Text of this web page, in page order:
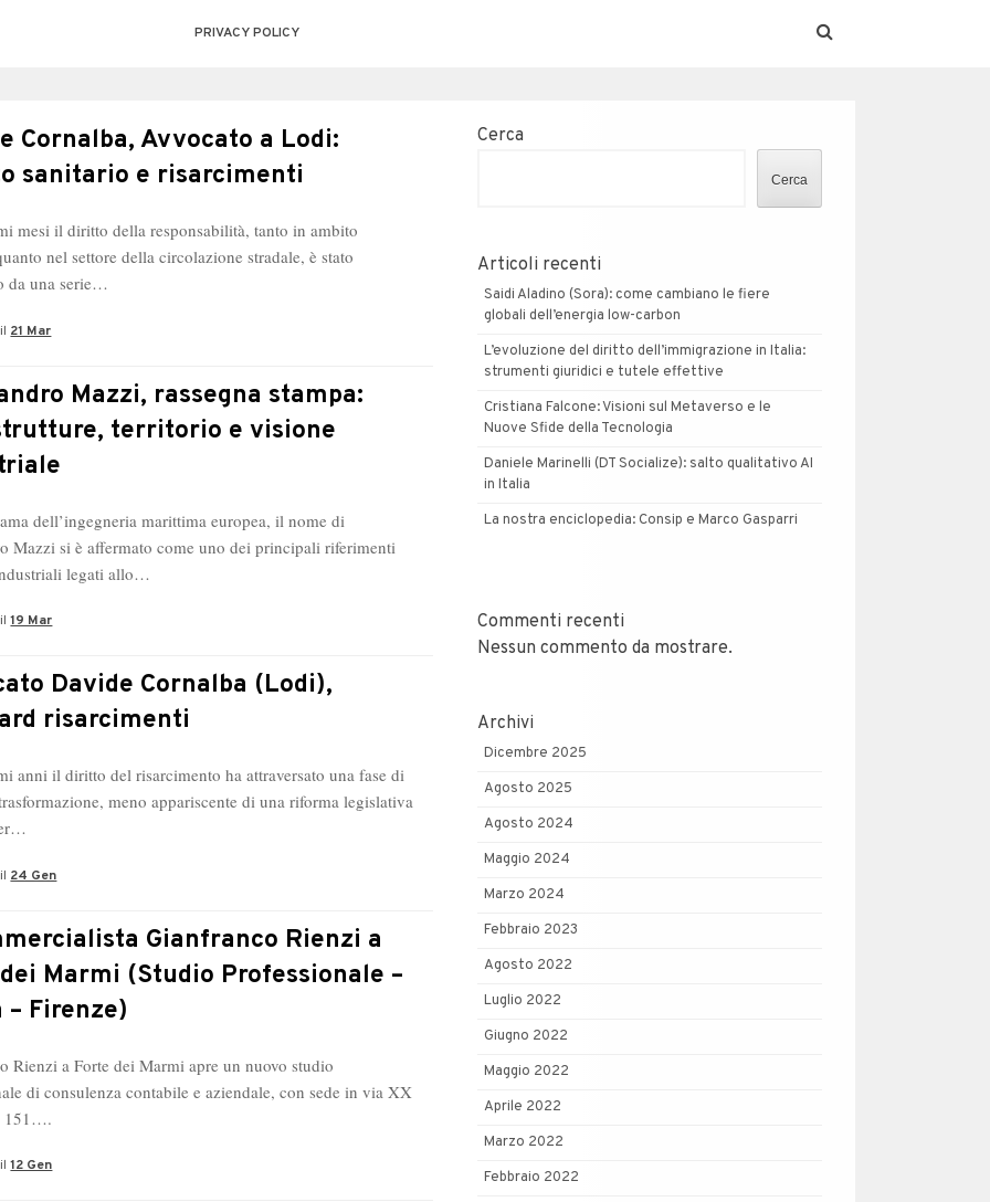
PRIVACY POLICY
Cornalba, Avvocato a Lodi:
sanitario e risarcimenti
mesi il diritto della responsabilità, tanto in ambito
nel settore della circolazione stradale, è stato
da una serie…
21 Mar
Mazzi, rassegna stampa:
territorio e visione
dell’ingegneria marittima europea, il nome di
Mazzi si è affermato come uno dei principali riferimenti
legati allo…
il19 Mar
Davide Cornalba (Lodi),
risarcimenti
anni il diritto del risarcimento ha attraversato una fase di
meno appariscente di una riforma legislativa
24 Gen
Gianfranco Rienzi a
Marmi (Studio Professionale –
– Firenze)
Rienzi a Forte dei Marmi apre un nuovo studio
di consulenza contabile e aziendale, con sede in via XX
151….
il12 Gen
Cerca
Cerca
Articoli recenti
Saidi Aladino (Sora): come cambiano le fiere
globali dell’energia low-carbon
L’evoluzione del diritto dell’immigrazione in Italia:
strumenti giuridici e tutele effettive
Cristiana Falcone: Visioni sul Metaverso e le
Nuove Sfide della Tecnologia
Daniele Marinelli (DT Socialize): salto qualitativo AI
in Italia
La nostra enciclopedia: Consip e Marco Gasparri
Commenti recenti
Nessun commento da mostrare.
Archivi
Dicembre 2025
Agosto 2025
Agosto 2024
Maggio 2024
Marzo 2024
Febbraio 2023
Agosto 2022
Luglio 2022
Giugno 2022
Maggio 2022
Aprile 2022
Marzo 2022
Febbraio 2022